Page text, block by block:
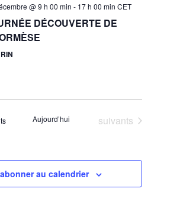
@ 9 h 00 min - 17 h 00 min CET
DÉCOUVERTE DE
Aujourd’hui Évènements
suivants
au calendrier